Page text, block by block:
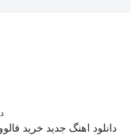
دانلود اهنگ جدید خرید